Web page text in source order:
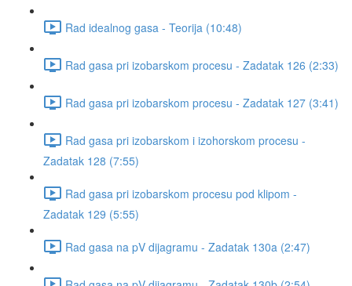
Rad idealnog gasa - Teorija (10:48)
Rad gasa pri izobarskom procesu - Zadatak 126 (2:33)
Rad gasa pri izobarskom procesu - Zadatak 127 (3:41)
Rad gasa pri izobarskom i izohorskom procesu -
Zadatak 128 (7:55)
Rad gasa pri izobarskom procesu pod klipom -
Zadatak 129 (5:55)
Rad gasa na pV dijagramu - Zadatak 130a (2:47)